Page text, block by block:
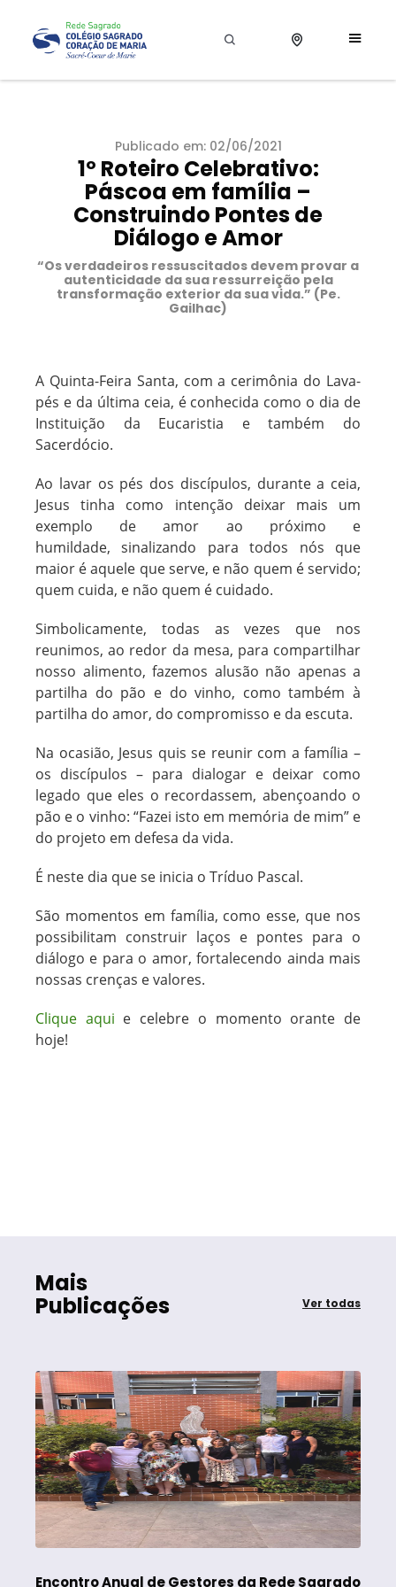
Publicado em: 02/06/2021
1º Roteiro Celebrativo:
Páscoa em família –
Construindo Pontes de
Diálogo e Amor
“Os verdadeiros ressuscitados devem provar a
autenticidade da sua ressurreição pela
transformação exterior da sua vida.” (Pe.
Gailhac)
A Quinta-Feira Santa, com a cerimônia do Lava-
pés e da última ceia, é conhecida como o dia de
Instituição da Eucaristia e também do
Sacerdócio.
Ao lavar os pés dos discípulos, durante a ceia,
Jesus tinha como intenção deixar mais um
exemplo de amor ao próximo e
humildade,sinalizando para todos nós que
maior é aquele que serve, e não quem é servido;
quem cuida, e não quem é cuidado.
Simbolicamente, todas as vezes que nos
reunimos, ao redor da mesa, para compartilhar
nosso alimento, fazemos alusão não apenas a
partilha do pão e do vinho, como também à
partilha do amor, do compromisso e da escuta.
Na ocasião, Jesus quis se reunir com a família –
os discípulos – para dialogar e deixar como
legado que eles o recordassem, abençoando o
pão e o vinho: “Fazei isto em memória de mim” e
do projeto em defesa da vida.
É neste dia que se inicia o Tríduo Pascal.
São momentos em família, como esse, que nos
possibilitam construir laços e pontes para o
diálogo e para o amor, fortalecendo ainda mais
nossas crenças e valores.
Clique aqui e celebre o momento orante de
hoje!
Mais
Publicações Ver todas
Encontro Anual de Gestores da Rede Sagrado